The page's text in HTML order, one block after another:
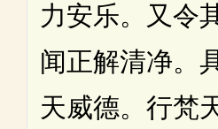
力安乐。又令
闻正解清净。
天威德。行梵